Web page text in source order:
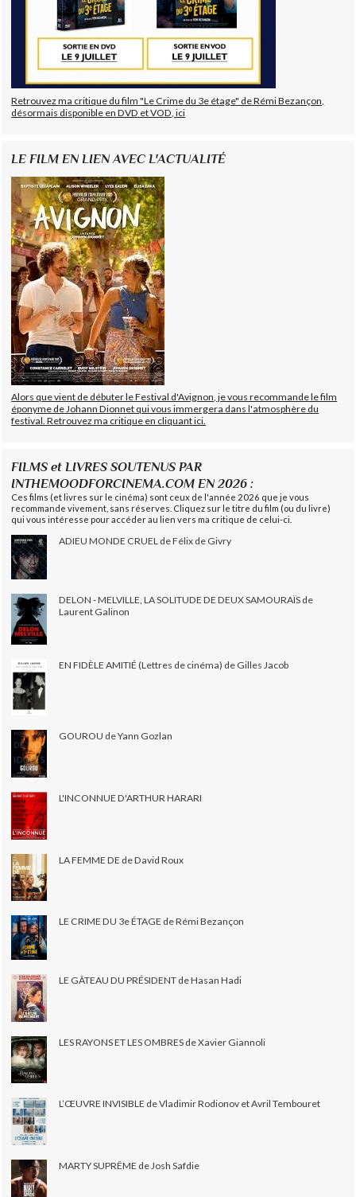
Retrouvez ma critique du film "Le Crime du 3e étage" de Rémi Bezançon,
désormais disponible en DVD et VOD, ici
LE FILM EN LIEN AVEC L'ACTUALITÉ
Alors que vient de débuter le Festival d'Avignon, je vous recommande le film
éponyme de Johann Dionnet qui vous immergera dans l'atmosphère du
festival. Retrouvez ma critique en cliquant ici.
FILMS et LIVRES SOUTENUS PAR
INTHEMOODFORCINEMA.COM EN 2026 :
Ces films (et livres sur le cinéma) sont ceux de l'année 2026 que je vous
recommande vivement, sans réserves. Cliquez sur le titre du film (ou du livre)
qui vous intéresse pour accéder au lien vers ma critique de celui-ci.
ADIEU MONDE CRUEL de Félix de Givry
DELON - MELVILLE, LA SOLITUDE DE DEUX SAMOURAÏS de
Laurent Galinon
EN FIDÈLE AMITIÉ (Lettres de cinéma) de Gilles Jacob
GOUROU de Yann Gozlan
L'INCONNUE D'ARTHUR HARARI
LA FEMME DE de David Roux
LE CRIME DU 3e ÉTAGE de Rémi Bezançon
LE GÂTEAU DU PRÉSIDENT de Hasan Hadi
LES RAYONS ET LES OMBRES de Xavier Giannoli
L’ŒUVRE INVISIBLE de Vladimir Rodionov et Avril Tembouret
MARTY SUPRÊME de Josh Safdie